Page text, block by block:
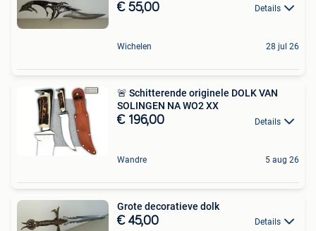
€ 55,00 Details
Wichelen 28 jul 26
🚨 Schitterende originele DOLK VAN
SOLINGEN NA WO2 XX
€ 196,00 Details
Wandre 5 aug 26
Grote decoratieve dolk
€ 45,00 Details